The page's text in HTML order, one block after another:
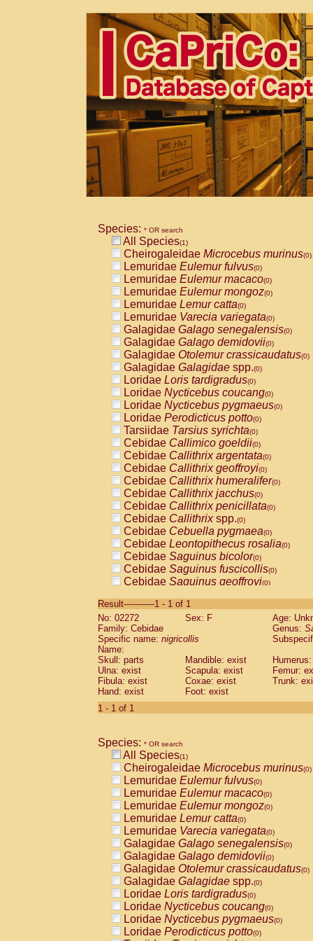
Species: * OR search
All Species(1)
Cheirogaleidae Microcebus murinus(0)
Lemuridae Eulemur fulvus(0)
Lemuridae Eulemur macaco(0)
Lemuridae Eulemur mongoz(0)
Lemuridae Lemur catta(0)
Lemuridae Varecia variegata(0)
Galagidae Galago senegalensis(0)
Galagidae Galago demidovii(0)
Galagidae Otolemur crassicaudatus(0)
Galagidae Galagidae spp.(0)
Loridae Loris tardigradus(0)
Loridae Nycticebus coucang(0)
Loridae Nycticebus pygmaeus(0)
Loridae Perodicticus potto(0)
Tarsiidae Tarsius syrichta(0)
Cebidae Callimico goeldii(0)
Cebidae Callithrix argentata(0)
Cebidae Callithrix geoffroyi(0)
Cebidae Callithrix humeralifer(0)
Cebidae Callithrix jacchus(0)
Cebidae Callithrix penicillata(0)
Cebidae Callithrixspp.(0)
Cebidae Cebuella pygmaea(0)
Cebidae Leontopithecus rosalia(0)
Cebidae Saguinus bicolor(0)
Cebidae Saguinus fuscicollis(0)
Cebidae Saguinus geoffroyi(0)
CebidaeSaguinus labiatus(0)
Cebidae Saguinus leucopus (0)
Cebidae
CebidaeSaguinus mystax
Cebidae Saguinus nigricollis (1)
Cebidae Saguinus oedipus
Cebidae Saguinus weddelli
Cebidae Saguinusspp.
Cebidae
CebidaeCebus capucinus
CebidaeCebus nigrivittatus
CebidaeCebus spp.(0)
CebidaeSaimiri boliviensis(0)
CebidaeSaimiri sciureus(0)
AtelidaeAlouatta caraya(0)
AtelidaeAlouatta fusca(0)
AtelidaeAlouatta seniculus(0)
AtelidaeAlouattaspp.(0)
AtelidaeAteles belzebuth(0)
AtelidaeAteles geoffroyi(0)
AtelidaeAteles paniscus(0)
AtelidaeAtelesspp.(0)
AtelidaeLagothrix lagothricha(0)
AtelidaeLagothrix lagothricha cana
PitheciidaeCacajao calvus
Result-----------1 - 1 of 1
No: 02272
Sex: F
Age:
Family: Cebidae
Genus:
Specific name: nigricollis
Name:
Skull: parts
Mandible: exist
Ulna: exist
Scapula: exist
Femur:
Fibula: exist
Coxae: exist
Trunk:
Hand: exist
Foot: exist
1 - 1 of 1
Species: * OR search
All Species(1)
Cheirogaleidae Microcebus murinus(0)
Lemuridae Eulemur fulvus(0)
Lemuridae Eulemur macaco(0)
Lemuridae Eulemur mongoz(0)
Lemuridae Lemur catta(0)
Lemuridae Varecia variegata(0)
Galagidae Galago senegalensis(0)
Galagidae Galago demidovii(0)
Galagidae Otolemur crassicaudatus(0)
Galagidae Galagidae spp.(0)
Loridae Loris tardigradus(0)
Loridae Nycticebus coucang(0)
Loridae Nycticebus pygmaeus(0)
Loridae Perodicticus potto(0)